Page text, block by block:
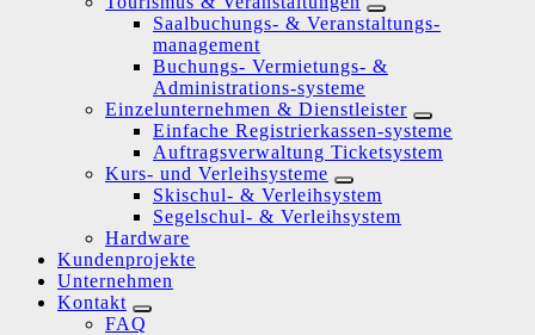
Saalbuchungs- & Veranstaltungs-
management
Buchungs- Vermietungs- &
Administrations-systeme
Einzelunternehmen & Dienstleister
Einfache Registrierkassen-systeme
Auftragsverwaltung Ticketsystem
Kurs- und Verleihsysteme
Skischul- & Verleihsystem
Segelschul- & Verleihsystem
Hardware
Kundenprojekte
Unternehmen
Kontakt
FAQ